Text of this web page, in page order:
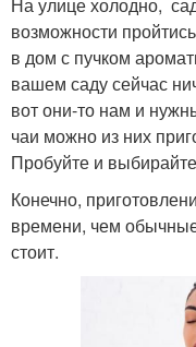
На улице холодно,
возможности
в дом с пучком
вашем саду сейчас
вот они-то нам и
чаи можно из них
Пробуйте и
Конечно,
времени, чем
стоит.